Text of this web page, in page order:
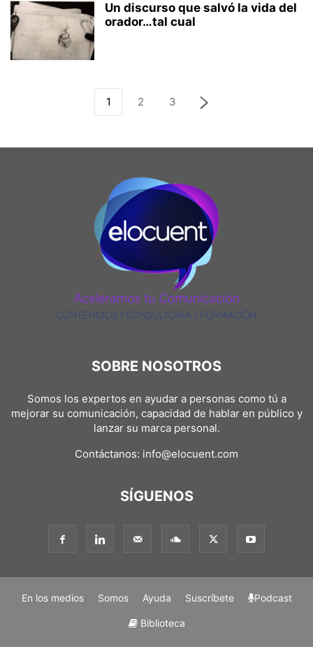
Un discurso que salvó la vida del
orador…tal cual
1 2 3
SOBRE NOSOTROS
Somos los expertos en ayudar a personas como tú a
mejorar su comunicación, capacidad de hablar en público y
lanzar su marca personal.
Contáctanos: info@elocuent.com
SÍGUENOS
En los medios Somos Ayuda Suscríbete Podcast
Biblioteca